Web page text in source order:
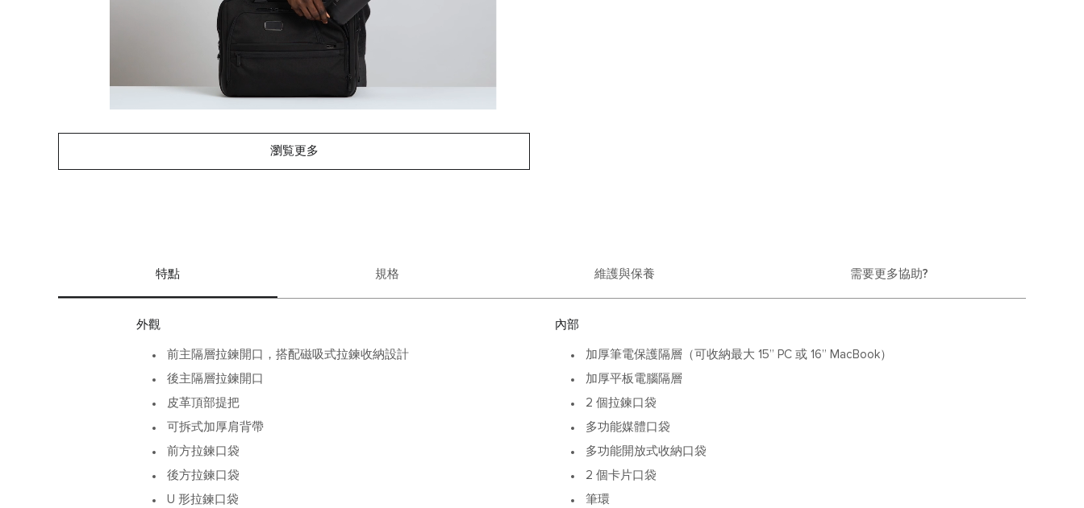
瀏覧更多
特點 規格 維護與保養 需要更多協助?
外觀
前主隔層拉鍊開口，搭配磁吸式拉鍊收納設計
後主隔層拉鍊開口
皮革頂部提把
可拆式加厚肩背帶
前方拉鍊口袋
後方拉鍊口袋
U 形拉鍊口袋
內部
加厚筆電保護隔層（可收納最大 15” PC 或 16” MacBook）
加厚平板電腦隔層
2 個拉鍊口袋
多功能媒體口袋
多功能開放式收納口袋
2 個卡片口袋
筆環